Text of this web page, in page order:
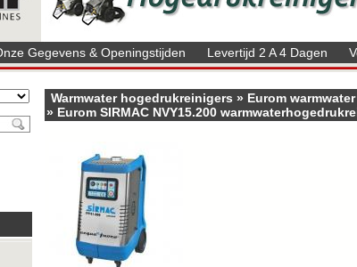
Gegevens & Openingstijden Levertijd 2 A 4 Dagen
Warmwater hogedrukreinigers » Eurom
» Eurom SIRMAC NVY15.200